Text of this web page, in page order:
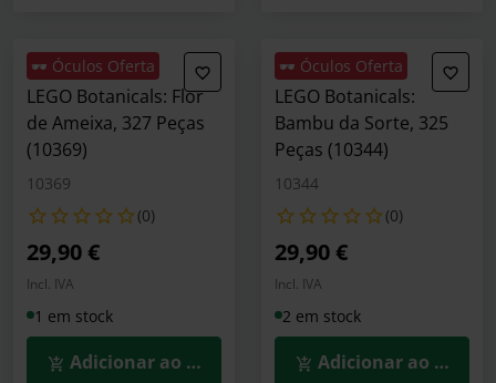
🕶️ Óculos Oferta
LEGO Botanicals: Flor
de Ameixa, 327 Peças
(10369)
10369
(0)
29,90 €
Incl. IVA
1 em stock
Adicionar ao Carrinho
🕶️ Óculos Oferta
LEGO Botanicals:
Bambu da Sorte, 325
Peças (10344)
10344
(0)
29,90 €
Incl. IVA
2 em stock
Adicionar ao